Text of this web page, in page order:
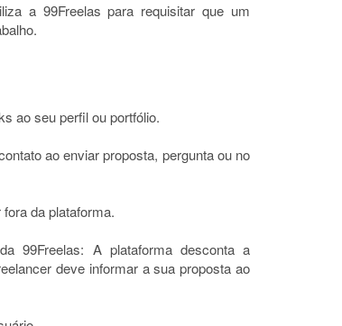
a 99Freelas para requisitar que um
ao seu perfil ou portfólio.
ao enviar proposta, pergunta ou no
da plataforma.
99Freelas: A plataforma desconta a
deve informar a sua proposta ao